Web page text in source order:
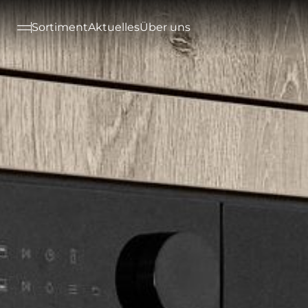
SortimentAktuellesÜber uns